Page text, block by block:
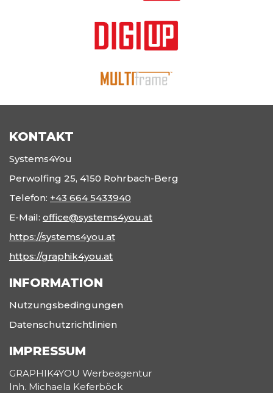
KONTAKT
Systems4You
Perwolfing 25, 4150 Rohrbach-Berg
Telefon: +43 664 5433940
E-Mail: office@systems4you.at
https://systems4you.at
https://graphik4you.at
INFORMATION
Nutzungsbedingungen
Datenschutzrichtlinien
IMPRESSUM
GRAPHIK4YOU Werbeagentur
Inh. Michaela Keferböck